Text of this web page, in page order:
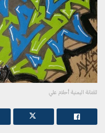
للفنانة اليمنية أحلام علي